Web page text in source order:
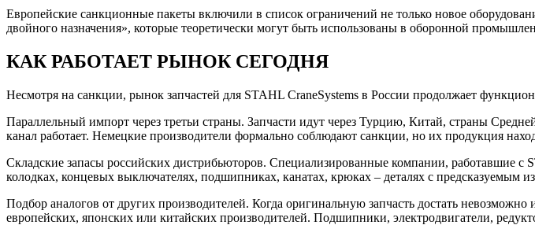
Европейские санкционные пакеты включили в список ограничений не только новое
двойного назначения», которые теоретически могут быть использованы в оборонной
КАК РАБОТАЕТ РЫНОК СЕГОДНЯ
Несмотря на санкции, рынок запчастей для STAHL CraneSystems в России продолжает
Параллельный импорт через третьи страны. Запчасти идут через Турцию, Китай, страны
канал работает. Немецкие производители формально соблюдают санкции, но их продукция
Складские запасы российских дистрибьюторов. Специализированные компании, работавшие
колодках, концевых выключателях, подшипниках, канатах, крюках – деталях с предсказуемым
Подбор аналогов от других производителей. Когда оригинальную запчасть достать
европейских, японских или китайских производителей. Подшипники, электродвигатели,